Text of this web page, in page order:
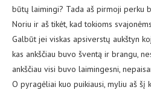
būtų laimingi? Tada aš pirmoji perku
Noriu ir aš tikėt, kad tokioms
Galbūt jei viskas apsiverstų aukštyn
kas ankščiau buvo šventą ir brangu,
ankščiau visi buvo laimingesni,
O pyragėliai kuo puikiausi, myliu aš šį